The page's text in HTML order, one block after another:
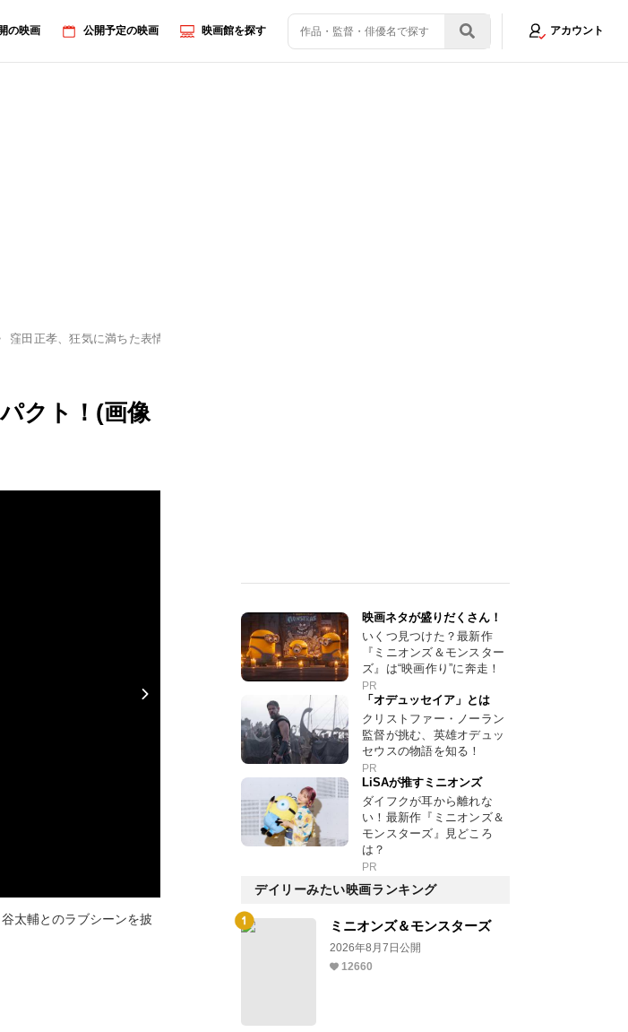
の映画 公開予定の映画 映画館を探す アカウント
窪田正孝、狂気に満ちた表情が強烈なインパクト！
クト！(画像
太輔とのラブシーンを披
映画ネタが盛りだくさん！
いくつ見つけた？最新作
『ミニオンズ＆モンスター
ズ』は“映画作り”に奔走！
PR
「オデュッセイア」とは
クリストファー・ノーラン
監督が挑む、英雄オデュッ
セウスの物語を知る！
PR
LiSAが推すミニオンズ
ダイフクが耳から離れな
い！最新作『ミニオンズ＆
モンスターズ』見どころ
は？
PR
デイリーみたい映画ランキング
ミニオンズ＆モンスターズ
2026年8月7日公開
12660